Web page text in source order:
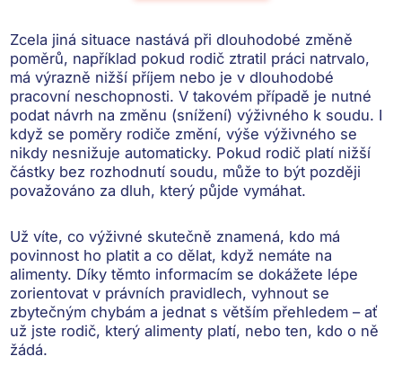
Zcela jiná situace nastává při dlouhodobé změně
poměrů, například pokud rodič ztratil práci natrvalo,
má výrazně nižší příjem nebo je v dlouhodobé
pracovní neschopnosti. V takovém případě je nutné
podat návrh na změnu (snížení) výživného k soudu. I
když se poměry rodiče změní, výše výživného se
nikdy nesnižuje automaticky. Pokud rodič platí nižší
částky bez rozhodnutí soudu, může to být později
považováno za dluh, který půjde vymáhat.
Už víte, co výživné skutečně znamená, kdo má
povinnost ho platit a co dělat, když nemáte na
alimenty. Díky těmto informacím se dokážete lépe
zorientovat v právních pravidlech, vyhnout se
zbytečným chybám a jednat s větším přehledem – ať
už jste rodič, který alimenty platí, nebo ten, kdo o ně
žádá.